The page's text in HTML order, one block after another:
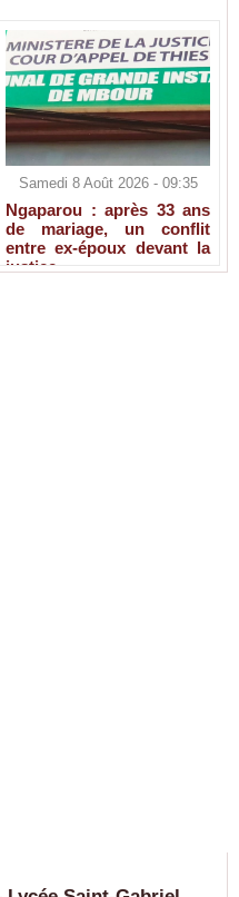
Samedi 8 Août 2026 - 09:35
Ngaparou : après 33 ans
de mariage, un conflit
entre ex-époux devant la
justice